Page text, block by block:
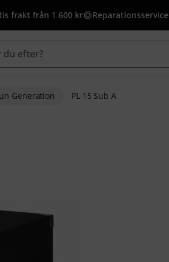
frakt från 1 600 kr Reparationsservice
Generation PL 15 Sub A